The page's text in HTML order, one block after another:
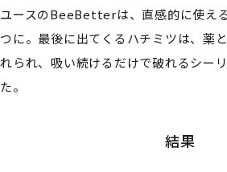
ユースのBeeBetterは、直感的に使え
つに。最後に出てくるハチミツは、薬
れられ、吸い続けるだけで破れるシー
た。
結果